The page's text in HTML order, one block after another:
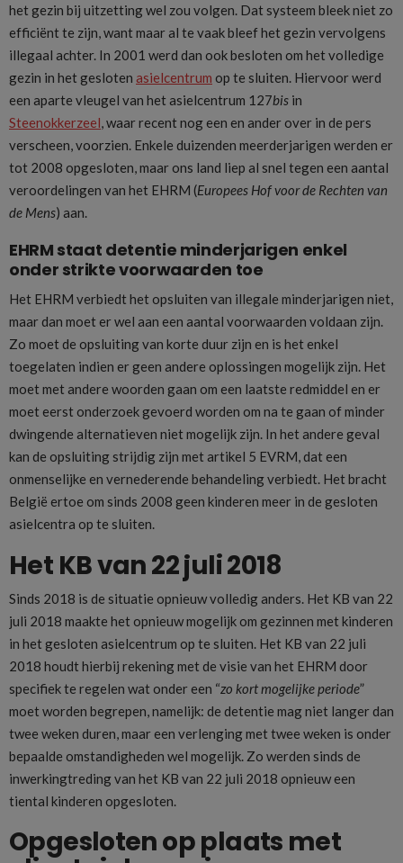
het gezin bij uitzetting wel zou volgen. Dat systeem bleek niet zo
efficiënt te zijn, want maar al te vaak bleef het gezin vervolgens
illegaal achter. In 2001 werd dan ook besloten om het volledige
gezin in het gesloten asielcentrum op te sluiten. Hiervoor werd
een aparte vleugel van het asielcentrum 127bis in
Steenokkerzeel, waar recent nog een en ander over in de pers
verscheen, voorzien. Enkele duizenden meerderjarigen werden er
tot 2008 opgesloten, maar ons land liep al snel tegen een aantal
veroordelingen van het EHRM (Europees Hof voor de Rechten van
de Mens) aan.
EHRM staat detentie minderjarigen enkel
onder strikte voorwaarden toe
Het EHRM verbiedt het opsluiten van illegale minderjarigen niet,
maar dan moet er wel aan een aantal voorwaarden voldaan zijn.
Zo moet de opsluiting van korte duur zijn en is het enkel
toegelaten indien er geen andere oplossingen mogelijk zijn. Het
moet met andere woorden gaan om een laatste redmiddel en er
moet eerst onderzoek gevoerd worden om na te gaan of minder
dwingende alternatieven niet mogelijk zijn. In het andere geval
kan de opsluiting strijdig zijn met artikel 5 EVRM, dat een
onmenselijke en vernederende behandeling verbiedt. Het bracht
België ertoe om sinds 2008 geen kinderen meer in de gesloten
asielcentra op te sluiten.
Het KB van 22 juli 2018
Sinds 2018 is de situatie opnieuw volledig anders. Het KB van 22
juli 2018 maakte het opnieuw mogelijk om gezinnen met kinderen
in het gesloten asielcentrum op te sluiten. Het KB van 22 juli
2018 houdt hierbij rekening met de visie van het EHRM door
specifiek te regelen wat onder een “zo kort mogelijke periode”
moet worden begrepen, namelijk: de detentie mag niet langer dan
twee weken duren, maar een verlenging met twee weken is onder
bepaalde omstandigheden wel mogelijk. Zo werden sinds de
inwerkingtreding van het KB van 22 juli 2018 opnieuw een
tiental kinderen opgesloten.
Opgesloten op plaats met